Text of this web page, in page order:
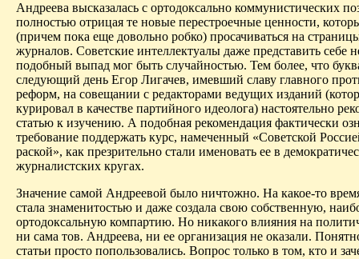
Андреева высказалась с ортодоксально коммунистических
полностью отрицая те новые перестроечные ценности,
(причем пока еще довольно робко) просачиваться на
журналов. Советские интеллектуалы даже представить себе
подобный выпад мог быть случайностью. Тем более, что
следующий день Егор Лигачев, имевший славу главного
реформ, на совещании с редакторами ведущих изданий
курировал в качестве партийного идеолога) настоятельно
статью к изучению. А подобная рекомендация фактически
требование поддержать курс, намеченный «Советской
раской», как презрительно стали именовать ее в
журналист­ских кругах.
Значение самой Андреевой было ничтожно. На какое-то
стала знаменитостью и даже создала свою собственную,
ортодоксальную компартию. Но никакого влияния на
ни сама тов. Андреева, ни ее организация не оказали.
статьи просто попользовались. Вопрос только в том, кто и